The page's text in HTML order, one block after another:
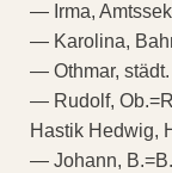
— Irma,
— Karolina,
— Othmar,
— Rudolf,
Hastik Hedwig,
— Johann,